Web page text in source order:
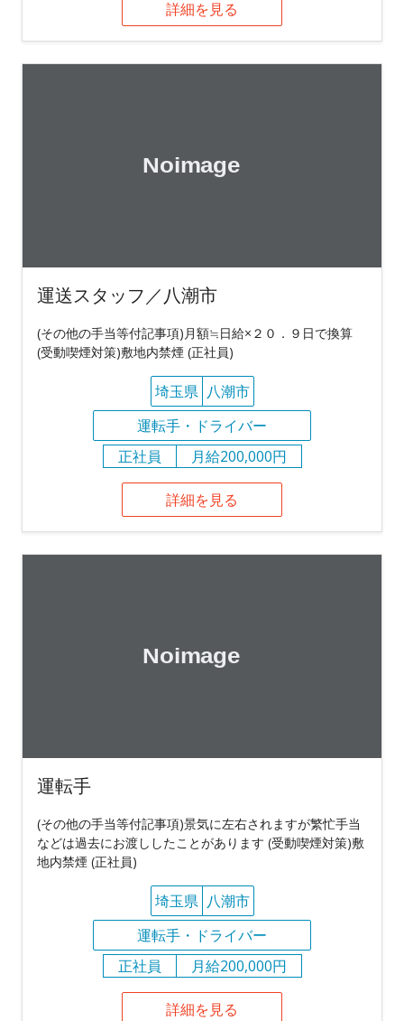
詳細を見る
運送スタッフ／八潮市
(その他の手当等付記事項)月額≒日給×２０．９日で換算
(受動喫煙対策)敷地内禁煙 (正社員)
埼玉県 八潮市
運転手・ドライバー
正社員
月給200,000円
詳細を見る
運転手
(その他の手当等付記事項)景気に左右されますが繁忙手当
などは過去にお渡ししたことがあります (受動喫煙対策)敷
地内禁煙 (正社員)
埼玉県 八潮市
運転手・ドライバー
正社員
月給200,000円
詳細を見る